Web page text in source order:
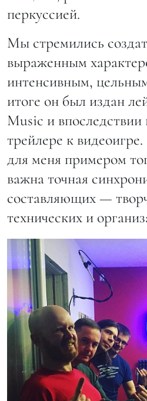
перкуссией.
Мы стремились
выраженным
интенсивным,
итоге он был издан
Music и впоследствии
трейлере к
для меня примером
важна точная
составляющих —
технических и